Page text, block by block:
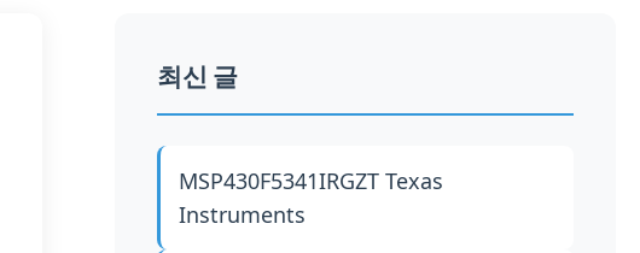
최신 글
MSP430F5341IRGZTTexas
Instruments